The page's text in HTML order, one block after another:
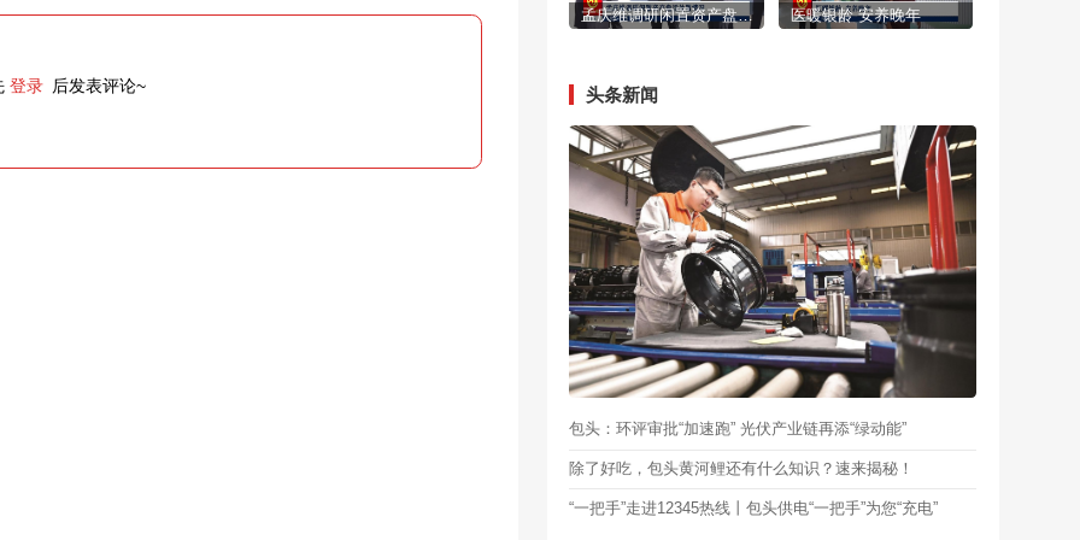
登录 后发表评论~
孟庆维调研闲置资产盘活处置情况 医暖银龄 安养晚年
头条新闻
包头：环评审批“加速跑” 光伏产业链再添“绿动能”
除了好吃，包头黄河鲤还有什么知识？速来揭秘！
“一把手”走进12345热线丨包头供电“一把手”为您“充电”